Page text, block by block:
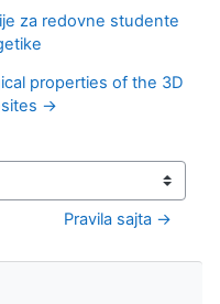
za redovne studente
properties of the 3D
→
Pravila sajta →